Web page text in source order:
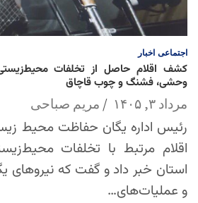
اجتماعی اخبار
کشف اقلام حاصل از تخلفات
وحشی، فشنگ و چوب قاچاق
مرداد ۳, ۱۴۰۵ مریم صباحی
رئیس اداره یگان حفاظت محیط
اقلام مرتبط با تخلفات
استان خبر داد و گفت که نیروهای
و عملیات‌های…